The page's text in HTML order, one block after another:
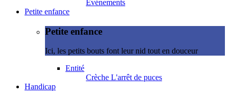
Evénements
Petite enfance
Petite enfance
Ici, les petits bouts font leur nid tout en douceur
Entité
Crèche L'arrêt de puces
Handicap